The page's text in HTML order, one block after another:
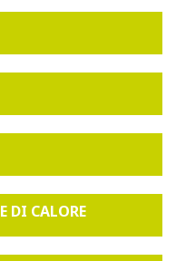
DI CALORE